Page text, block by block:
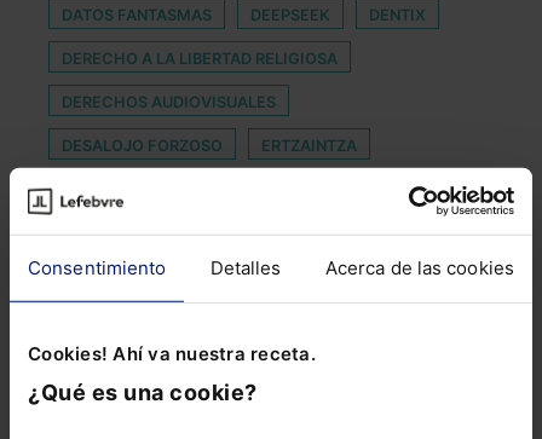
Consentimiento Detalles Acerca de las cookies
Cookies! Ahí va nuestra receta.
¿Qué es una cookie?
DATOS FANTASMAS DEEPSEEK DENTIX
DERECHO A LA LIBERTAD RELIGIOSA
DERECHOS AUDIOVISUALES
DESALOJO FORZOSO ERTZAINTZA
GUIA
INSPECCIÓN DE TRABAJO
INSPECTOR DE TRABAJO LÍNEAS MÓVILES
PREMIO GUMERSINDO DE AZCÁRATE
PRISIÓN INDEBIDA